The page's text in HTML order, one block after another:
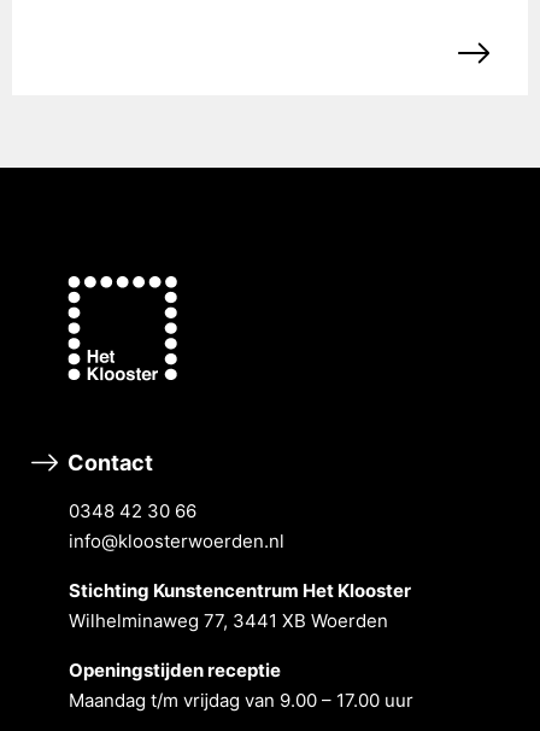
Contact
0348 42 30 66
info@kloosterwoerden.nl
Stichting Kunstencentrum Het Klooster
Wilhelminaweg 77, 3441 XB Woerden
Openingstĳden receptie
Maandag t/m vrĳdag van 9.00 – 17.00 uur